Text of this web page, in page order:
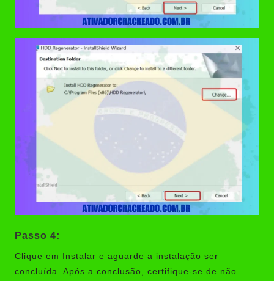
Passo 4:
Clique em Instalar e aguarde a instalação ser
concluída. Após a conclusão, certifique-se de não